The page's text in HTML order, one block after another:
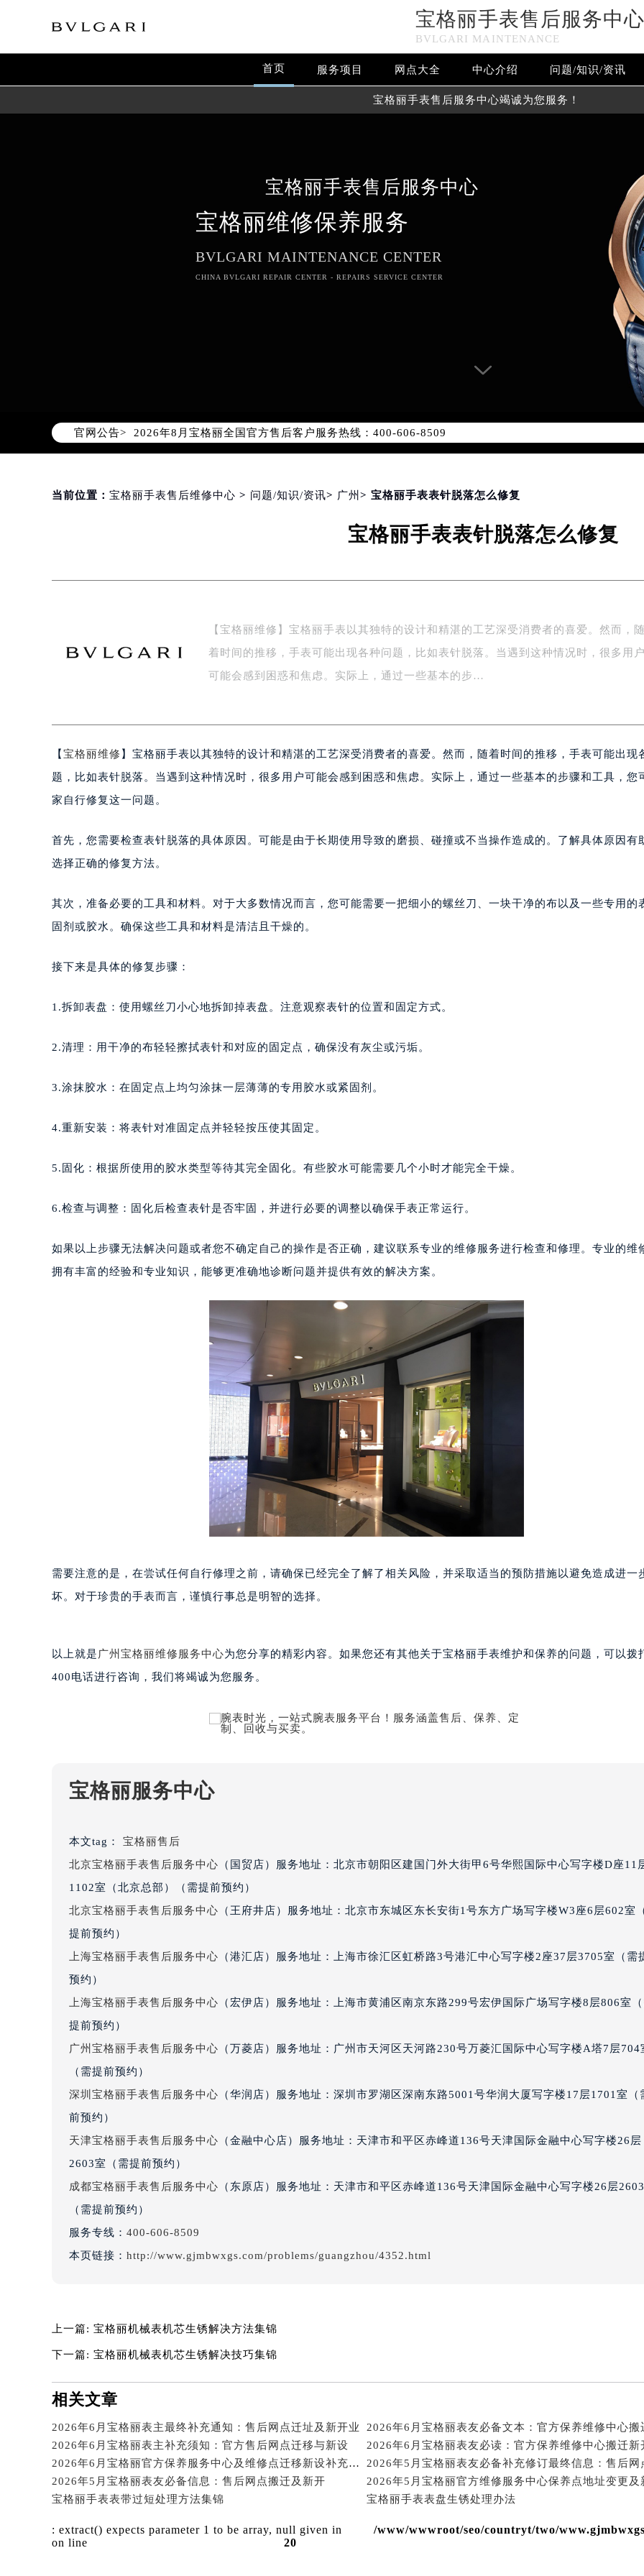
宝格丽手表售后服务中心
BVLGARI MAINTENANCE
首页 服务项目 网点大全 中心介绍 问题/知识/资讯
宝格丽手表售后服务中心竭诚为您服务！
宝格丽手表售后服务中心
宝格丽维修保养服务
BVLGARI MAINTENANCE CENTER
CHINA BVLGARI REPAIR CENTER - REPAIRS SERVICE CENTER
官网公告>
宝格丽官方全国统一服务热线400-606-8509，服务覆盖中国大陆、香港、澳门、台湾全部区域（非大
2026年8月宝格丽售后服务中心最新网点地址：
北京市东城区东长安街1号东方广场写字楼W3座6层602室（需提前预约）
上海市徐汇区虹桥路3号港汇中心写字楼2座37层3705室（需提前预约）
扬州市邗江区国展路29号星耀天地写字楼1号楼18层1803室（需提前预约）
盐城市盐都区世纪大道5号盐城金融城写字楼1号楼16层1604室（需提前预约）
泰州市海陵区永定东路399号置地商务中心东塔写字楼（华润万象城）17层1706室（需提前预约）
绍兴市越城区胜利东路379号世茂天际中心写字楼8层805室（需提前预约）
嘉兴市南湖区广益路705号嘉兴世界贸易中心写字楼A座13层1304室（需提前预约）
南昌市红谷滩新区红谷中大道998号绿地双子塔（中央广场）A1座办公楼14层07室（需提前预约）
广州市天河区天河路230号万菱汇国际中心写字楼A塔7层704室（需提前预约）
广州市越秀区环市东路371-375号世界贸易中心大厦南塔写字楼15层07室（需提前预约）
惠州市惠城区江北文昌一路7号华贸大厦写字楼1座30层05室（需提前预约）
武汉市江汉区解放大道686号世界贸易大厦38层09室（需提前预约）
南宁市青秀区金湖路59号地王大厦12楼1224室（需提前预约）
合肥市蜀山区潜山路111号万象城华润大厦B座12楼03室（需提前预约）
泉州市丰泽区宝洲路729号浦西万达中心写字楼A座7楼709室（需提前预约）
青岛市南区山东路6号华润大厦B座22层04室（需提前预约）
烟台市芝罘区胜利路139号万达金融中心A座907室（需提前预约）
长春市朝阳区西安大路727号中银大厦A座(旺进大厦)18层09室（需提前预约）
贵阳市南明区都司高架桥路33号亨特国际金融中心14楼14D（需提前预约）
昆明市盘龙区北京路928号同德昆明广场写字楼10层06室（需提前预约）
石家庄市长安区中山东路39号勒泰中心写字楼B座13层07室（需提前预约）
西安市碑林区南关正街88号华侨城长安国际中心E座6楼10室（需提前预约）
海口市龙华区金贸东路5号海口华润大厦B座17层1707室（需提前预约）
唐山市路南区新华东道100号万达广场写字楼A座10层1002室（需提前预约）
台州市椒江区东海大道1800号腾达中心东1幢20楼2002室（需提前预约）
甘肃省兰州市七里河区西津西路16号兰州中心写字楼21层2102室（需提前预约）
重庆市解放碑渝中区民权路28号英利国际金融中心写字楼20层01室（需提前预约）
黑龙江省黑河市爱辉区中央街宝格丽售后服务中心（需提前预约）
黑龙江省鸡西市鸡冠区红军路宝格丽售后服务中心（需提前预约）
黑龙江省牡丹江市东安区太平路宝格丽售后服务中心（需提前预约）
黑龙江省双鸭山市尖山区新兴大街宝格丽售后服务中心（需提前预约）
黑龙江省绥化市北林区新华街与康庄路交叉口宝格丽售后服务中心（需提前预约）
吉林省白城市洮北区明仁南街宝格丽售后服务中心（需提前预约）
吉林省白山市浑江区浑江大街宝格丽售后服务中心（需提前预约）
吉林省吉林市船营区河南街宝格丽售后服务中心（需提前预约）
吉林省辽源市龙山区人民大街宝格丽售后服务中心（需提前预约）
吉林省松原市宁江区五环大街宝格丽售后服务中心（需提前预约）
吉林省延边市延吉市解放路宝格丽售后服务中心（需提前预约）
辽宁省本溪市平山区胜利路宝格丽售后服务中心（需提前预约）
辽宁省抚顺市新抚区东一路宝格丽售后服务中心（需提前预约）
辽宁省葫芦岛市连山区中央路宝格丽售后服务中心（需提前预约）
辽宁省锦州市古塔区中央大街宝格丽售后服务中心（需提前预约）
辽宁省辽阳市白塔区新运大街宝格丽售后服务中心（需提前预约）
辽宁省盘锦市兴隆台区石油大街宝格丽售后服务中心（需提前预约）
辽宁省沈阳市沈河区中街路137号亨得利名表维修授权店1楼宝格丽售后服务中心（需提前预约）
北京市东城区东长安街1号王府井东方广场W3座6层602室宝格丽售后服务中心（需提前预约）
内蒙古自治区巴彦淖尔市临河区新华街宝格丽售后服务中心（需提前预约）
内蒙古自治区赤峰市红山区哈达街宝格丽售后服务中心（需提前预约）
内蒙古自治区鄂尔多斯市东胜区伊金霍洛街宝格丽售后服务中心（需提前预约）
内蒙古自治区呼伦贝尔市海拉尔区中央街宝格丽售后服务中心（需提前预约）
内蒙古自治区通辽市科尔沁区明仁大街宝格丽售后服务中心（需提前预约）
内蒙古自治区乌海市海勃湾区人民南路宝格丽售后服务中心（需提前预约）
内蒙古自治区乌兰察布市集宁区恩和大街宝格丽售后服务中心（需提前预约）
内蒙古自治区锡林郭勒盟市锡林浩特市光明街与额尔敦路交叉口宝格丽售后服务中心（需提前预约）
当前位置： 宝格丽手表售后维修中心 > 问题/知识/资讯> 广州 > 宝格丽手表表针脱落怎么修复
宝格丽手表表针脱落怎么修复
【宝格丽维修】宝格丽手表以其独特的设计和精湛的工艺深受消费者的喜爱。然而，随
着时间的推移，手表可能出现各种问题，比如表针脱落。当遇到这种情况时，很多用户
可能会感到困惑和焦虑。实际上，通过一些基本的步…
【 宝格丽维修 】宝格丽手表以其独特的设计和精湛的工艺深受消费者的喜爱。然而，随着时间的推移，手表可能出现
题，比如表针脱落。当遇到这种情况时，很多用户可能会感到困惑和焦虑。实际上，通过一些基本的步骤和工具，您
家自行修复这一问题。
首先，您需要检查表针脱落的具体原因。可能是由于长期使用导致的磨损、碰撞或不当操作造成的。了解具体原因有
选择正确的修复方法。
其次，准备必要的工具和材料。对于大多数情况而言，您可能需要一把细小的螺丝刀、一块干净的布以及一些专用的
固剂或胶水。确保这些工具和材料是清洁且干燥的。
接下来是具体的修复步骤：
1.拆卸表盘：使用螺丝刀小心地拆卸掉表盘。注意观察表针的位置和固定方式。
2.清理：用干净的布轻轻擦拭表针和对应的固定点，确保没有灰尘或污垢。
3.涂抹胶水：在固定点上均匀涂抹一层薄薄的专用胶水或紧固剂。
4.重新安装：将表针对准固定点并轻轻按压使其固定。
5.固化：根据所使用的胶水类型等待其完全固化。有些胶水可能需要几个小时才能完全干燥。
6.检查与调整：固化后检查表针是否牢固，并进行必要的调整以确保手表正常运行。
如果以上步骤无法解决问题或者您不确定自己的操作是否正确，建议联系专业的维修服务进行检查和修理。专业的维
拥有丰富的经验和专业知识，能够更准确地诊断问题并提供有效的解决方案。
需要注意的是，在尝试任何自行修理之前，请确保已经完全了解了相关风险，并采取适当的预防措施以避免造成进一
坏。对于珍贵的手表而言，谨慎行事总是明智的选择。
以上就是 广州宝格丽维修服务中心为您分享的精彩内容。如果您还有其他关于宝格丽手表维护和保养的问题，可以拨
400电话进行咨询，我们将竭诚为您服务。
宝格丽服务中心
本文tag： 宝格丽售后
北京宝格丽手表售后服务中心 （国贸店）服务地址：北京市朝阳区建国门外大街甲6号华熙国际中心写字楼D座11
1102室（北京总部）（需提前预约）
北京宝格丽手表售后服务中心 （王府井店）服务地址：北京市东城区东长安街1号东方广场写字楼W3座6层602室
提前预约）
上海宝格丽手表售后服务中心 （港汇店）服务地址：上海市徐汇区虹桥路3号港汇中心写字楼2座37层3705室（需
预约）
上海宝格丽手表售后服务中心 （宏伊店）服务地址：上海市黄浦区南京东路299号宏伊国际广场写字楼8层806室
提前预约）
广州宝格丽手表售后服务中心 （万菱店）服务地址：广州市天河区天河路230号万菱汇国际中心写字楼A塔7层704
（需提前预约）
深圳宝格丽手表售后服务中心 （华润店）服务地址：深圳市罗湖区深南东路5001号华润大厦写字楼17层1701室（
前预约）
天津宝格丽手表售后服务中心 （金融中心店）服务地址：天津市和平区赤峰道136号天津国际金融中心写字楼26层
2603室（需提前预约）
成都宝格丽手表售后服务中心 （东原店）服务地址：天津市和平区赤峰道136号天津国际金融中心写字楼26层
（需提前预约）
服务专线： 400-606-8509
本页链接： http://www.gjmbwxgs.com/problems/guangzhou/4352.html
上一篇: 宝格丽机械表机芯生锈解决方法集锦
下一篇: 宝格丽机械表机芯生锈解决技巧集锦
相关文章
2026年6月宝格丽表主最终补充通知：售后网点迁址及新开业
2026年6月宝格丽表主补充须知：官方售后网点迁移与新设
2026年6月宝格丽官方保养服务中心及维修点迁移新设补充公告原文发布
2026年5月宝格丽表友必备信息：售后网点搬迁及新开
宝格丽手表表带过短处理方法集锦
宝格丽手表表盘生锈处理办法
: extract() expects parameter 1 to be array, null given in
/www/wwwroot/seo/countryt/two/
on line
20